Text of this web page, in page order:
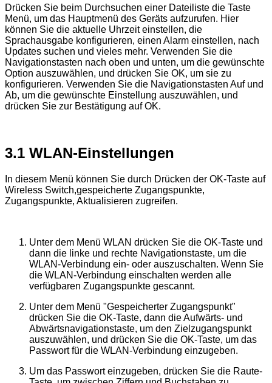
Drücken Sie beim Durchsuchen einer Dateiliste die Taste
Menü, um das Hauptmenü des Geräts aufzurufen. Hier
können Sie die aktuelle Uhrzeit einstellen, die
Sprachausgabe konfigurieren, einen Alarm einstellen, nach
Updates suchen und vieles mehr. Verwenden Sie die
Navigationstasten nach oben und unten, um die gewünschte
Option auszuwählen, und drücken Sie OK, um sie zu
konfigurieren. Verwenden Sie die Navigationstasten Auf und
Ab, um die gewünschte Einstellung auszuwählen, und
drücken Sie zur Bestätigung auf OK.
3.1 WLAN-Einstellungen
In diesem Menü können Sie durch Drücken der OK-Taste auf
Wireless Switch,gespeicherte Zugangspunkte,
Zugangspunkte, Aktualisieren zugreifen.
Unter dem Menü WLAN drücken Sie die OK-Taste und
dann die linke und rechte Navigationstaste, um die
WLAN-Verbindung ein- oder auszuschalten. Wenn Sie
die WLAN-Verbindung einschalten werden alle
verfügbaren Zugangspunkte gescannt.
Unter dem Menü "Gespeicherter Zugangspunkt"
drücken Sie die OK-Taste, dann die Aufwärts- und
Abwärtsnavigationstaste, um den Zielzugangspunkt
auszuwählen, und drücken Sie die OK-Taste, um das
Passwort für die WLAN-Verbindung einzugeben.
Um das Passwort einzugeben, drücken Sie die Raute-